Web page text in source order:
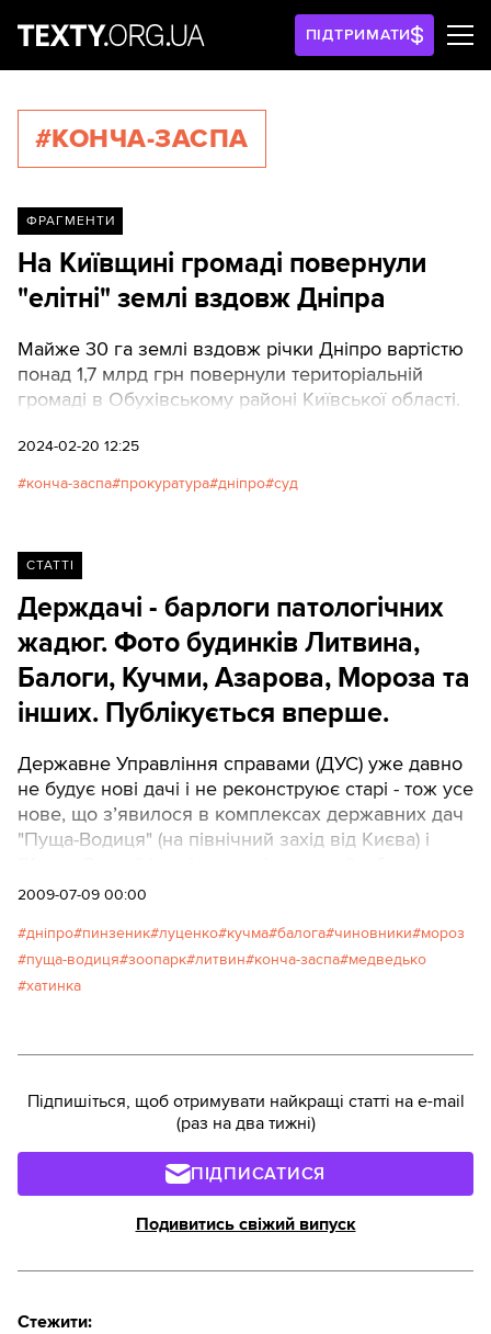
ПІДТРИМАТИ
#КОНЧА-ЗАСПА
ФРАГМЕНТИ
На Київщині громаді повернули
"елітні" землі вздовж Дніпра
Майже 30 га землі вздовж річки Дніпро вартістю
понад 1,7 млрд грн повернули територіальній
громаді в Обухівському районі Київської області.
2024-02-20 12:25
конча-заспа прокуратура дніпро суд
СТАТТІ
Держдачі - барлоги патoлогічних
жадюг. Фото будинків Литвина,
Балоги, Кучми, Азарова, Мороза та
інших. Публікується вперше.
Державне Управління справами (ДУС) уже давно
не будує нові дачі і не реконструює старі - тож усе
нове, що з’явилося в комплексах державних дач
"Пуща-Водиця" (на північний захід від Києва) і
новими власниками. І вони потурбувалися,
посунути з насидженого місця найближчі 49
років. АВТОР: Тетяна Чорновіл, фото автора
2009-07-09 00:00
дніпро пинзеник луценко кучма балога чиновники мороз
пуща-водиця зоопарк литвин конча-заспа медведько
хатинка
Підпишіться, щоб отримувати найкращі статті на e-mail
(раз на два тижні)
ПІДПИСАТИСЯ
Подивитись свіжий випуск
Стежити: